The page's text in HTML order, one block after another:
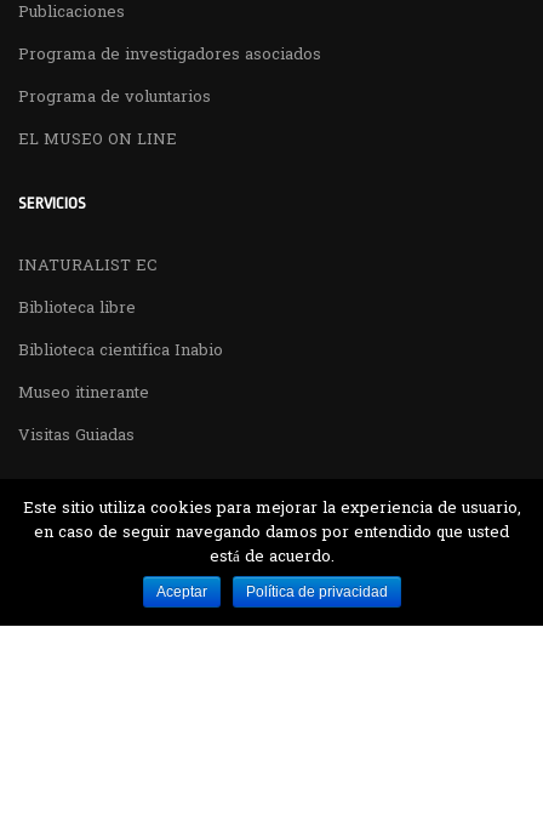
Publicaciones
Programa de investigadores asociados
Programa de voluntarios
EL MUSEO ON LINE
SERVICIOS
INATURALIST EC
Biblioteca libre
Biblioteca cientifica Inabio
Museo itinerante
Visitas Guiadas
Desarrollado por MJTEC.
Este sitio utiliza cookies para mejorar la experiencia de usuario,
en caso de seguir navegando damos por entendido que usted
está de acuerdo.
Aceptar Política de privacidad